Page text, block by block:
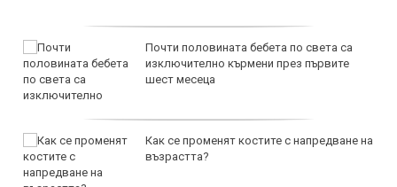
Почти половината бебета по света са
изключително кърмени през първите
шест месеца
Как се променят костите с напредване на
възрастта?